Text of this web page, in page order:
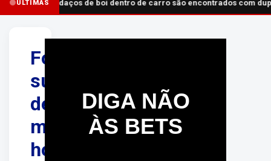
ÚLTIMASPedaços de boi dentro de carro são encontrados com
Foragido
suspeito
de
matar
homem
DIGA NÃO
ÀS BETS